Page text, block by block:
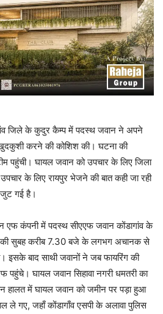
जिले के कुदुर कैम्प में पदस्थ जवान ने अपने
करने की कोशिश की। घटना की
पहुंची। घायल जवान को उपचार के लिए जिला
के लिए रायपुर भेजने की बात कही जा रही
गई है।
एफ कंपनी में पदस्थ सीएएफ जवान कोंडागांव के
सुबह करीब 7.30 बजे के लगभग अचानक से
इसके बाद साथी जवानों ने जब फायरिंग की
घायल जवान सिहावा नगरी धमतरी का
हालत में घायल जवान को जमीन पर पड़ा हुआ
ले गए, जहाँ कोंडागाँव एसपी के अलावा पुलिस